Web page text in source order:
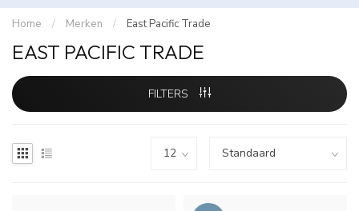
Home / Merken / East Pacific Trade
EAST PACIFIC TRADE
FILTERS